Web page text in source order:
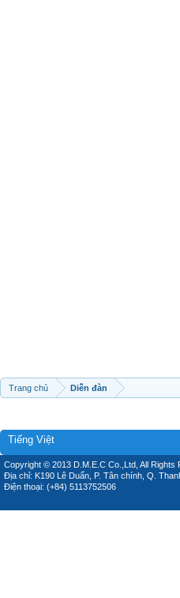
Trang chủ Diễn đàn
Tiếng Việt
Copyright © 2013 D.M.E.C Co.,Ltd, All Rights
Địa chỉ: K190 Lê Duẩn, P. Tân chính, Q.
Điện thoại: (+84) 5113752506